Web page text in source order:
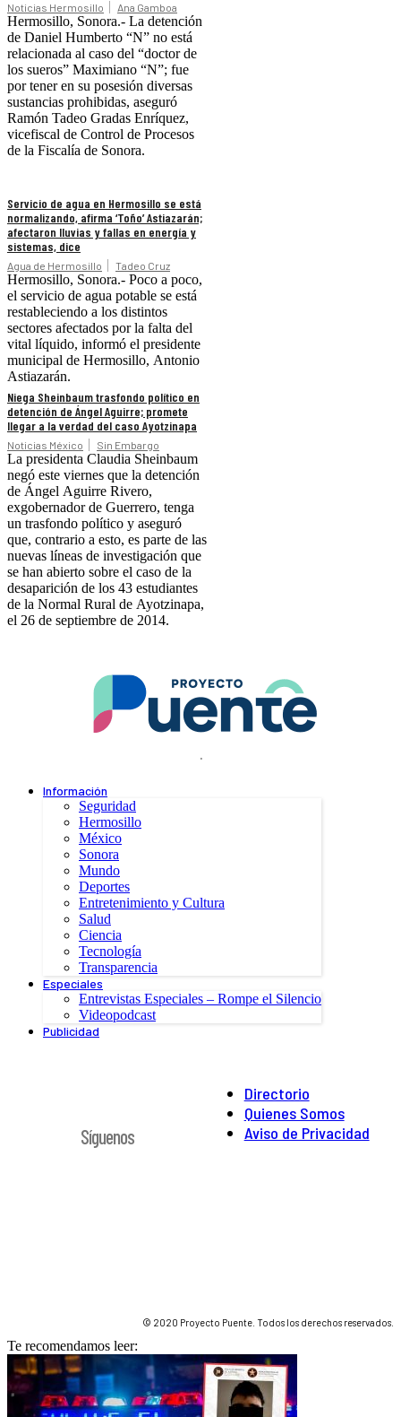
Noticias Hermosillo Ana Gamboa
Hermosillo, Sonora.- La detención
de Daniel Humberto “N” no está
relacionada al caso del “doctor de
los sueros” Maximiano “N”; fue
por tener en su posesión diversas
sustancias prohibidas, aseguró
Ramón Tadeo Gradas Enríquez,
vicefiscal de Control de Procesos
de la Fiscalía de Sonora.
Servicio de agua en Hermosillo se está
normalizando, afirma ‘Toño’ Astiazarán;
afectaron lluvias y fallas en energía y
sistemas, dice
Agua de Hermosillo Tadeo Cruz
Hermosillo, Sonora.- Poco a poco,
el servicio de agua potable se está
restableciendo a los distintos
sectores afectados por la falta del
vital líquido, informó el presidente
municipal de Hermosillo, Antonio
Astiazarán.
Niega Sheinbaum trasfondo político en
detención de Ángel Aguirre; promete
llegar a la verdad del caso Ayotzinapa
Noticias México Sin Embargo
La presidenta Claudia Sheinbaum
negó este viernes que la detención
de Ángel Aguirre Rivero,
exgobernador de Guerrero, tenga
un trasfondo político y aseguró
que, contrario a esto, es parte de las
nuevas líneas de investigación que
se han abierto sobre el caso de la
desaparición de los 43 estudiantes
de la Normal Rural de Ayotzinapa,
el 26 de septiembre de 2014.
.
Información
Seguridad
Hermosillo
México
Sonora
Mundo
Deportes
Entretenimiento y Cultura
Salud
Ciencia
Tecnología
Transparencia
Especiales
Entrevistas Especiales – Rompe el Silencio
Videopodcast
Publicidad
Directorio
Quienes Somos
Aviso de Privacidad
Síguenos
© 2020 Proyecto Puente. Todos los derechos reservados.
Te recomendamos leer: